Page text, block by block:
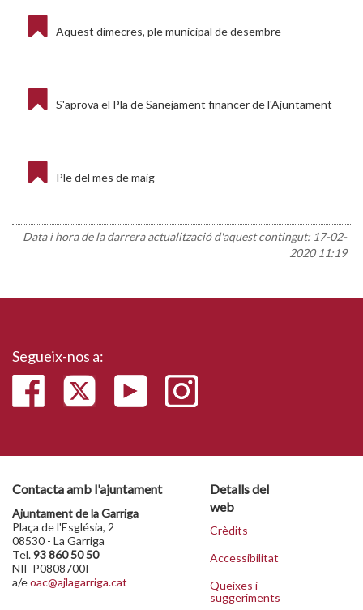
Aquest dimecres, ple municipal de desembre
S'aprova el Pla de Sanejament financer de l'Ajuntament
Ple del mes de maig
Data i hora de la darrera actualització d'aquest contingut: 17-02-
2020 11:19
Segueix-nos a:
Contacta amb l'ajuntament
Ajuntament de la Garriga
Plaça de l'Església, 2
08530 - La Garriga
Tel.93 860 50 50
NIF P0808700I
a/eoac@ajlagarriga.cat
Detalls del
web
Crèdits
Accessibilitat
Queixes i
suggeriments